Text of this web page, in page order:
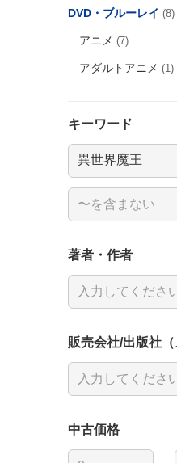
DVD・ブルーレイ (8)
アニメ (7)
アダルトアニメ (1)
キーワード
著者・作者
販売会社/出版社（
中古価格